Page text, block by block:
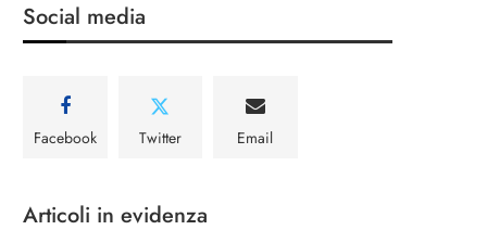
Social media
Facebook Twitter Email
Articoli in evidenza